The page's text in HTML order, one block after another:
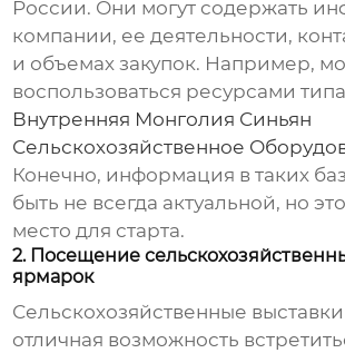
России. Они могут содержать
компании, ее деятельности,
и объемах закупок. Например,
воспользоваться ресурсами типа
Внутренняя Монголия Синьян
Сельскохозяйственное
Конечно, информация в таких
быть не всегда актуальной, но
место для старта.
2. Посещение
ярмарок
Сельскохозяйственные выставки
отличная возможность